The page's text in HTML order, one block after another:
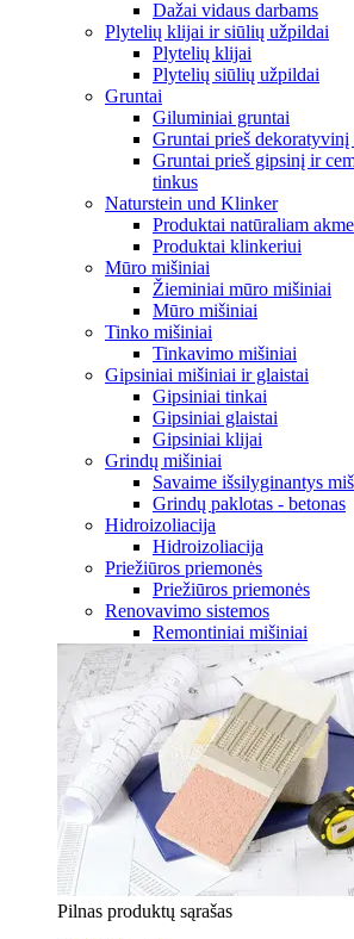
Dažai vidaus darbams
Plytelių klijai ir siūlių užpildai
Plytelių klijai
Plytelių siūlių užpildai
Gruntai
Giluminiai gruntai
Gruntai prieš dekoratyvinį
Gruntai prieš gipsinį ir
tinkus
Naturstein und Klinker
Produktai natūraliam
Produktai klinkeriui
Mūro mišiniai
Žieminiai mūro mišiniai
Mūro mišiniai
Tinko mišiniai
Tinkavimo mišiniai
Gipsiniai mišiniai ir glaistai
Gipsiniai tinkai
Gipsiniai glaistai
Gipsiniai klijai
Grindų mišiniai
Savaime išsilyginantys
Grindų paklotas - betonas
Hidroizoliacija
Hidroizoliacija
Priežiūros priemonės
Priežiūros priemonės
Renovavimo sistemos
Remontiniai mišiniai
Pilnas produktų sąrašas